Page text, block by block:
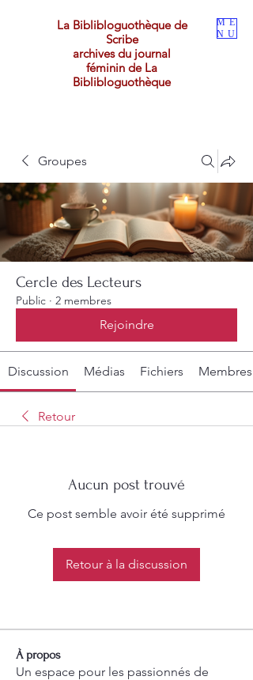
La Biblibloguothèque de
Scribe
archives du journal
féminin de La
Biblibloguothèque
ME
NU
Groupes
Cercle des Lecteurs
Public · 2 membres
Rejoindre
Discussion Médias Fichiers Membres
Retour
Aucun post trouvé
Ce post semble avoir été supprimé
Retour à la discussion
À propos
Un espace pour les passionnés de